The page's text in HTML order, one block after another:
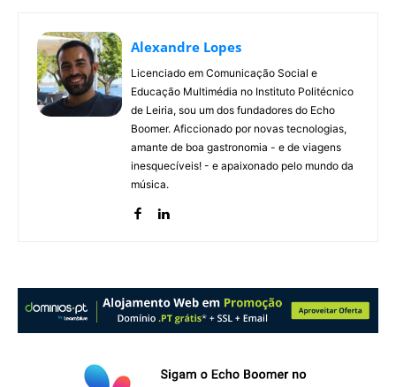
Alexandre Lopes
Licenciado em Comunicação Social e
Educação Multimédia no Instituto Politécnico
de Leiria, sou um dos fundadores do Echo
Boomer. Aficcionado por novas tecnologias,
amante de boa gastronomia - e de viagens
inesquecíveis! - e apaixonado pelo mundo da
música.